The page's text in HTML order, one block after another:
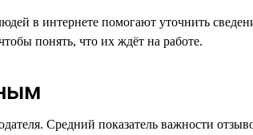
в интернете помогают уточнить
понять, что их ждёт на работе.
Средний показатель важности